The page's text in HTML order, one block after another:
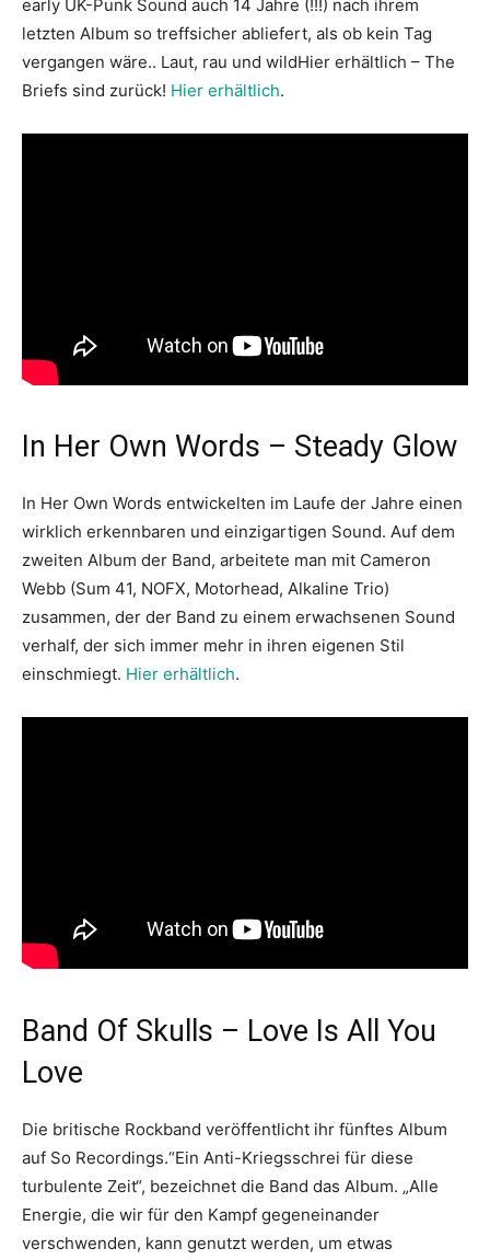
early UK-Punk Sound auch 14 Jahre (!!!) nach ihrem
letzten Album so treffsicher abliefert, als ob kein Tag
vergangen wäre.. Laut, rau und wildHier erhältlich – The
Briefs sind zurück! Hier erhältlich.
In Her Own Words – Steady Glow
In Her Own Words entwickelten im Laufe der Jahre einen
wirklich erkennbaren und einzigartigen Sound. Auf dem
zweiten Album der Band, arbeitete man mit Cameron
Webb (Sum 41, NOFX, Motorhead, Alkaline Trio)
zusammen, der der Band zu einem erwachsenen Sound
verhalf, der sich immer mehr in ihren eigenen Stil
einschmiegt. Hier erhältlich.
Band Of Skulls – Love Is All You
Love
Die britische Rockband veröffentlicht ihr fünftes Album
auf So Recordings.“Ein Anti-Kriegsschrei für diese
turbulente Zeit“, bezeichnet die Band das Album. „Alle
Energie, die wir für den Kampf gegeneinander
verschwenden, kann genutzt werden, um etwas